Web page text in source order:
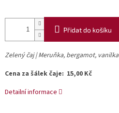
Přidat do košíku
Zelený čaj | Meruňka, bergamot, vanilka
Cena za šálek čaje: 15,00 Kč
Detailní informace